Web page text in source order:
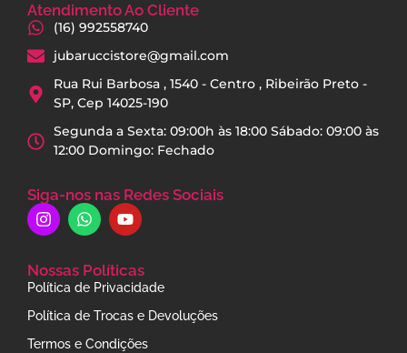
Atendimento Ao Cliente
(16) 992558740
jubaruccistore@gmail.com
Rua Rui Barbosa , 1540 - Centro , Ribeirão Preto -
SP, Cep 14025-190
Segunda a Sexta: 09:00h às 18:00 Sábado: 09:00 às
12:00 Domingo: Fechado
Siga-nos nas Redes Sociais
Nossas Políticas
Política de Privacidade
Política de Trocas e Devoluções
Termos e Condições